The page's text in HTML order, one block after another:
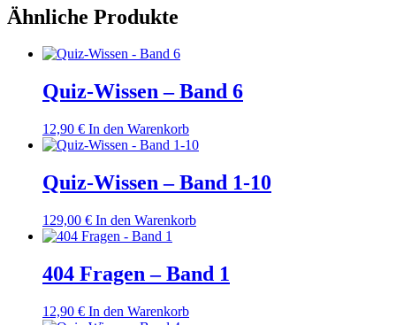
Ähnliche Produkte
Quiz-Wissen – Band 6
12,90 € In den Warenkorb
Quiz-Wissen – Band 1-10
129,00 € In den Warenkorb
404 Fragen – Band 1
12,90 € In den Warenkorb